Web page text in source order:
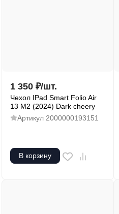
1 350 ₽/шт.
Чехол IPad Smart Folio Air
13 M2 (2024) Dark cheery
Артикул 2000000193151
В корзину